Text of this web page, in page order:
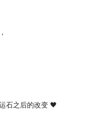
石之后的改变 🖤